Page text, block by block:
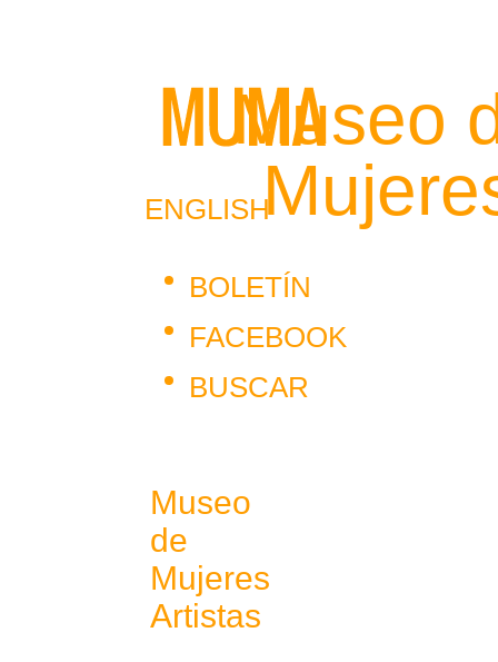
Museo
ENGLISH
BOLETÍN
FACEBOOK
BUSCAR
Museo
de
Mujeres
Artistas